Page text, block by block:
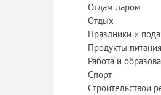
Отдам даром
Отдых
Праздники и
Продукты питания
Работа и
Спорт
Строительствои